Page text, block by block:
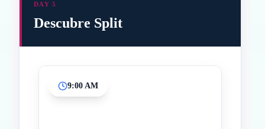
DAY 5
Descubre Split
9:00 AM